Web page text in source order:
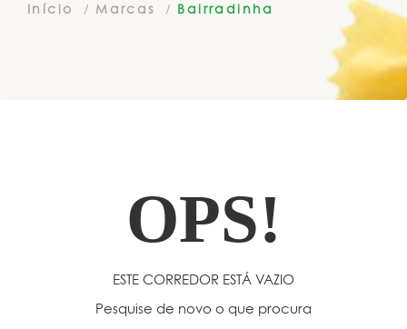
Início Marcas Bairradinha
OPS!
ESTE CORREDOR ESTÁ VAZIO
Pesquise de novo o que procura